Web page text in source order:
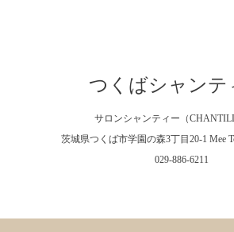
つくばシャンテ
サロンシャンティー（
茨城県つくば市学園の森3丁目20-1 Mee
029-886-6211